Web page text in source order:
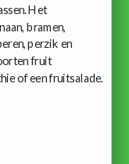
Het
bramen,
perzik en
fruit
of een fruitsalade.